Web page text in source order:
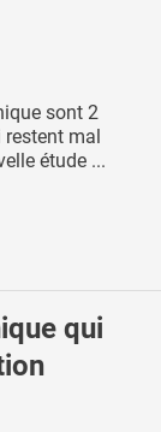
sont 2
mal
étude ...
qui